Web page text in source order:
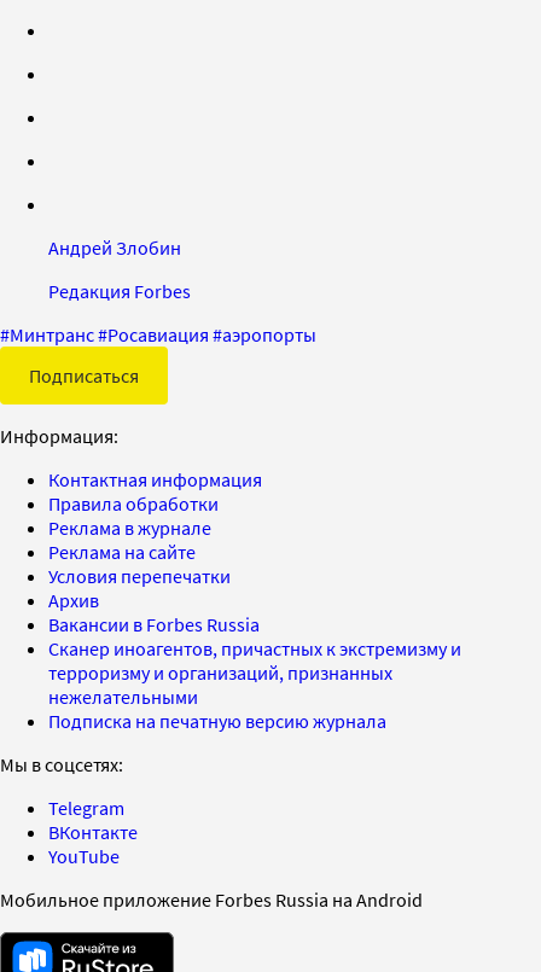
Андрей Злобин
Редакция Forbes
#Минтранс#Росавиация #аэропорты
Подписаться
Информация:
Контактная информация
Правила обработки
Реклама в журнале
Реклама на сайте
Условия перепечатки
Архив
Вакансии в Forbes Russia
Сканер иноагентов, причастных к экстремизму и
терроризму и организаций, признанных
нежелательными
Подписка на печатную версию журнала
Мы в соцсетях:
Telegram
ВКонтакте
YouTube
Мобильное приложение Forbes Russia на Android